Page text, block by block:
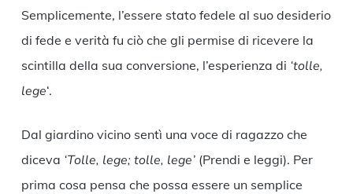
Semplicemente, l’essere stato fedele al suo desiderio
di fede e verità fu ciò che gli permise di ricevere la
scintilla della sua conversione, l’esperienza di ‘tolle,
lege‘.
Dal giardino vicino sentì una voce di ragazzo che
diceva ‘Tolle, lege; tolle, lege’(Prendi e leggi). Per
prima cosa pensa che possa essere un semplice